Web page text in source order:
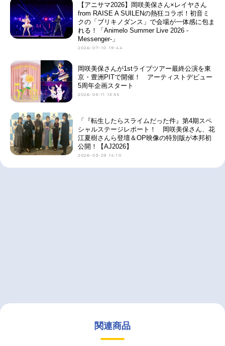
【アニサマ2026】岡咲美保さん×レイヤさん
from RAISE A SUILENの熱狂コラボ！初音ミ
クの「ブリキノダンス」で会場が一体感に包ま
れる！「Animelo Summer Live 2026 -
Messenger-」
2026-07-10 19:44
岡咲美保さんが1stライブツアー最終公演を東
京・豊洲PITで開催！ アーティストデビュー
5周年企画スタート
2026-05-11 13:55
「『転生したらスライムだった件』第4期スペ
シャルステージレポート！ 岡咲美保さん、花
江夏樹さんら登壇＆OP映像の特別版が本邦初
公開！【AJ2026】
2026-03-29 14:10
関連商品